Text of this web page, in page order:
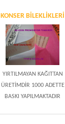
KONSER BİLEKLİKLERİ
YIRTILMAYAN KAĞITTAN
ÜRETİMDİR 1000 ADETTE
BASKI YAPILMAKTADIR